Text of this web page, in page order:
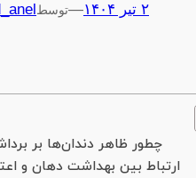
۲ تیر ۱۴۰۴ —توسط
چطور ظاهر دندان‌ها بر
ارتباط بین بهداشت دهان و